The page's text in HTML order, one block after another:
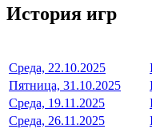
История игр
Среда, 22.10.2025
Пятница, 31.10.2025
Среда, 19.11.2025
Среда, 26.11.2025